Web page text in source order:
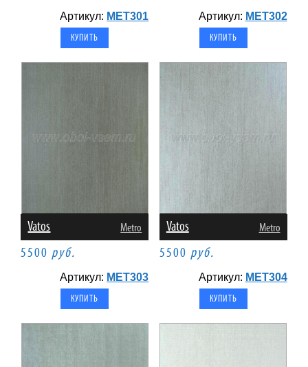
Артикул: MET301 Артикул: MET302
Vatos Metro
5500 руб.
Артикул: MET303
Vatos Metro
5500 руб.
Артикул: MET304